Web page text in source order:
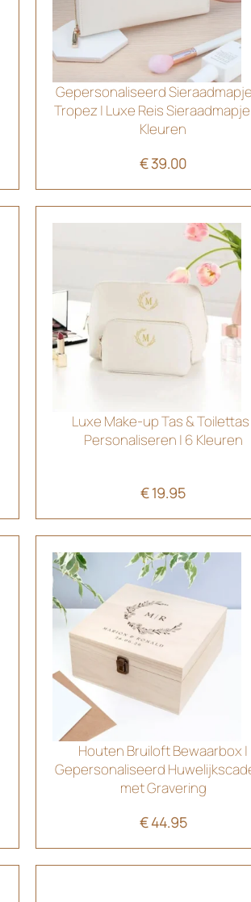
Gepersonaliseerd
Tropez | Luxe Reis Sieraadmapje
Kleuren
€39.00
Luxe Make-up Tas & Toilettas
Personaliseren | 6 Kleuren
€19.95
Houten Bruiloft Bewaarbox |
Gepersonaliseerd
met Gravering
€44.95